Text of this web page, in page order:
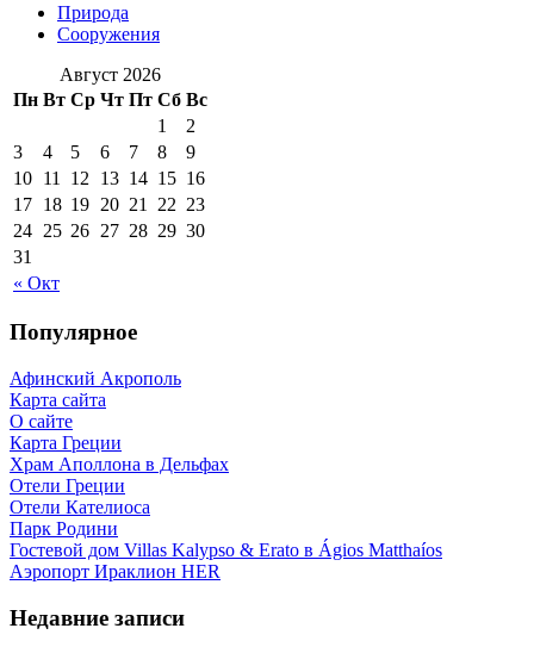
Природа
Сооружения
Август 2026
Пн Вт Ср Чт Пт Сб Вс
« Окт
1
2
3
4 5 6 7 8
9
10 11 12 13 14 15 16
17 18 19 20 21 22 23
24 25 26 27 28 29 30
31
Популярное
Афинский Акрополь
Карта сайта
О сайте
Карта Греции
Храм Аполлона в Дельфах
Отели Греции
Отели Кателиоса
Парк Родини
Гостевой дом Villas Kalypso & Erato в Ágios Matthaíos
Аэропорт Ираклион HER
Недавние записи